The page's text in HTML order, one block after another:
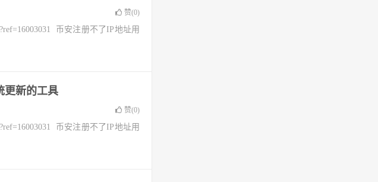
赞(0)
币安注册不了IP地址用
更新的工具
赞(0)
币安注册不了IP地址用